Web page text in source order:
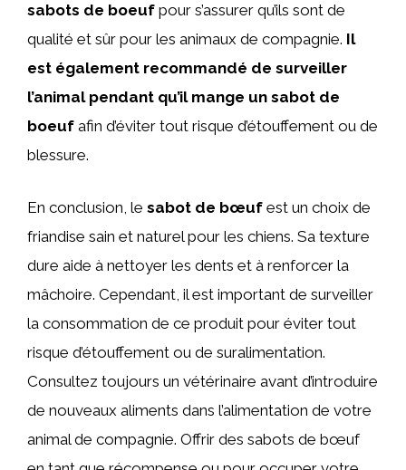
sabots de boeuf pour s’assurer qu’ils sont de
qualité et sûr pour les animaux de compagnie. Il
est également recommandé de surveiller
l’animal pendant qu’il mange un sabot de
boeuf afin d’éviter tout risque d’étouffement ou de
blessure.
En conclusion, le sabot de bœuf est un choix de
friandise sain et naturel pour les chiens. Sa texture
dure aide à nettoyer les dents et à renforcer la
mâchoire. Cependant, il est important de surveiller
la consommation de ce produit pour éviter tout
risque d’étouffement ou de suralimentation.
Consultez toujours un vétérinaire avant d’introduire
de nouveaux aliments dans l’alimentation de votre
animal de compagnie. Offrir des sabots de bœuf